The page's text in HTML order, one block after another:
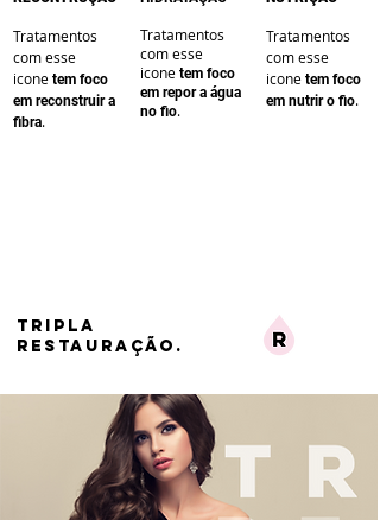
Tratamentos
com esse
icone tem foco
em reconstruir a
fibra.
Tratamentos
com esse
icone tem foco
em repor a água
no fio.
Tratamentos
com esse
icone tem foco
em nutrir o fio.
TRIPLA
RESTAURAÇÃO.